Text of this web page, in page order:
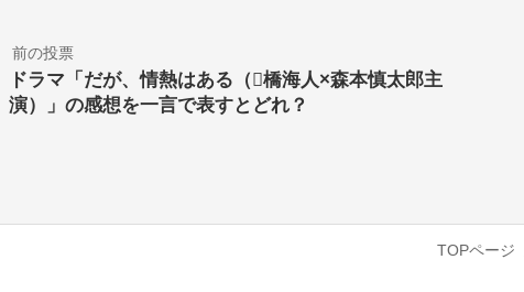
前の投票
ドラマ「だが、情熱はある（橋海人×森本慎太郎主
演）」の感想を一言で表すとどれ？
TOPページ